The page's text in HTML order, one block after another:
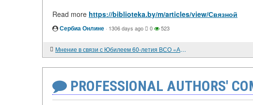
Read more https://biblioteka.by/m/articles/view/Связной
Сербиа Онлине · 1306 days ago 0 523
Мнение в связи с Юбилеем 60-летия ВСО «Анадырь» и изданием книги «Непризнанные-2»
PROFESSIONAL AUTHORS'